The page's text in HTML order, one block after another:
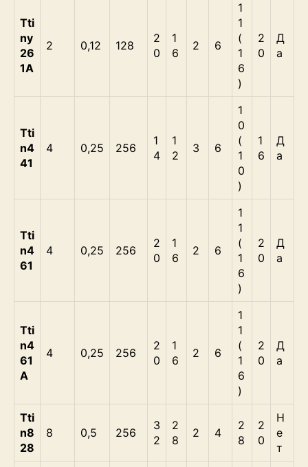
Tti
ny
26
1А
2 0,12 128
2
0
1
6
2 6
1
1
(
1
6
)
2
0
Д
а
Tti
n4
41
4 0,25 256
1
4
1
2
3 6
1
0
(
1
0
)
1
6
Д
а
Tti
n4
61
4 0,25 256
2
0
1
6
2 6
1
1
(
1
6
)
2
0
Д
а
Tti
n4
61
А
4 0,25 256
2
0
1
6
2 6
1
1
(
1
6
)
2
0
Д
а
Tti
n8
28
8 0,5 256
3
2
2
8
2 4
2
8
2
0
Н
е
т